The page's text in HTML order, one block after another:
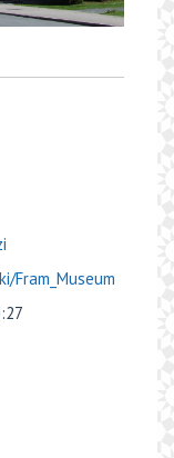
Fram_Museum